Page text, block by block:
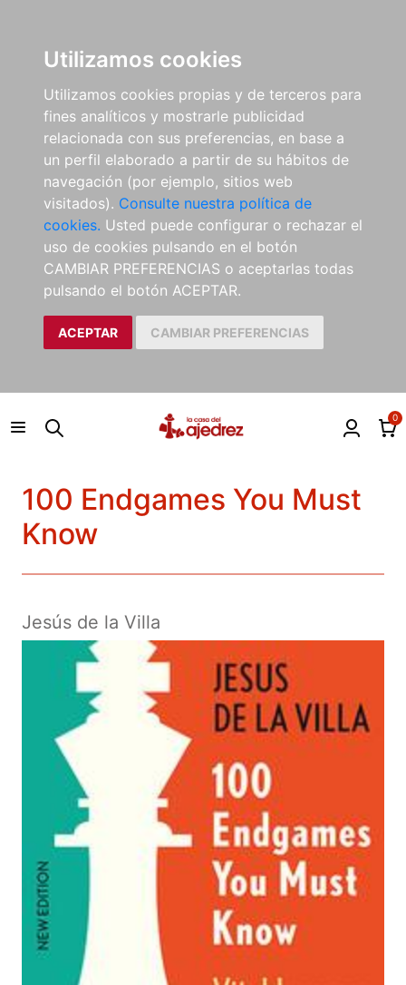
Utilizamos cookies
Utilizamos cookies propias y de terceros para
fines analíticos y mostrarle publicidad
relacionada con sus preferencias, en base a
un perfil elaborado a partir de su hábitos de
navegación (por ejemplo, sitios web
visitados). Consulte nuestra política de
cookies. Usted puede configurar o rechazar el
uso de cookies pulsando en el botón
CAMBIAR PREFERENCIAS o aceptarlas todas
pulsando el botón ACEPTAR.
ACEPTAR CAMBIAR PREFERENCIAS
0
100 Endgames You Must
Know
Jesús de la Villa